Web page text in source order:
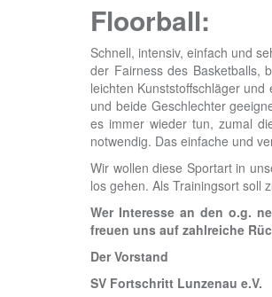
Floorball:
Schnell, intensiv, einfach und
der Fairness des Basketballs,
leichten Kunststoffschläger
und beide Geschlechter
es immer wieder tun, zumal
notwendig. Das einfache und
Wir wollen diese Sportart in
los gehen. Als Trainingsort soll
Wer Interesse an den o.g.
freuen uns auf zahlreiche
Der Vorstand
SV Fortschritt Lunzenau e.V.